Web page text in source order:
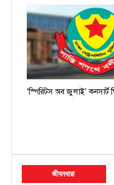
‘স্পিরিটস অব জুলাই’ কনসার্ট
জীবনধারা